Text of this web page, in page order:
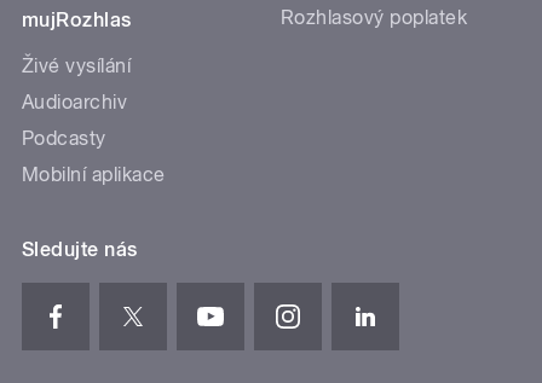
mujRozhlas
Živé vysílání
Audioarchiv
Podcasty
Mobilní aplikace
Rozhlasový poplatek
Sledujte nás